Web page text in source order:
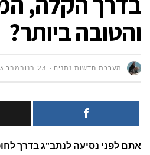
והטובה ביותר?
מערכת חדשות נתניה 23 בנובמבר 2023
אתם לפני נסיעה לנתב"ג בדרך